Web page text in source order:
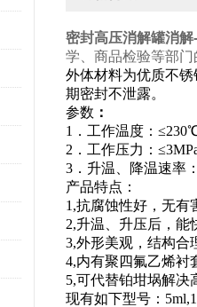
密封高压消解罐消解
学、商品检验等部
外体材料为优质不
期密封不泄露。
参数 ：
1．工作温度：
2．工作压力：
3．升温、降温速率
产品特点：
1,抗腐蚀性好，无有
2,升温、升压后，能
3,外形美观，结构合
4,内有聚四氟乙烯衬
5,可代替铂坩埚解决
现有如下型号：